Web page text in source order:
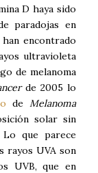
D haya sido
paradojas en
encontrado
ultravioleta
de melanoma
de 2005 lo
de Melanoma
solar sin
Lo que parece
rayos UVA son
UVB, que en